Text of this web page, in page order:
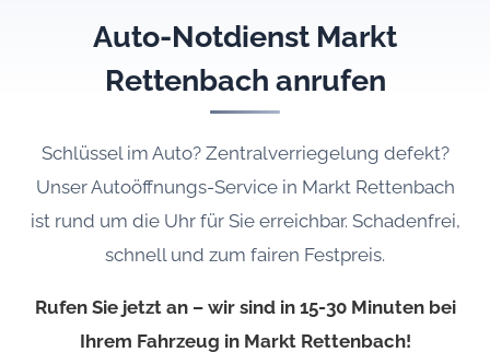
Auto-Notdienst Markt
Rettenbach anrufen
Schlüssel im Auto? Zentralverriegelung defekt?
Unser Autoöffnungs-Service in Markt Rettenbach
ist rund um die Uhr für Sie erreichbar. Schadenfrei,
schnell und zum fairen Festpreis.
Rufen Sie jetzt an – wir sind in 15-30 Minuten bei
Ihrem Fahrzeug in Markt Rettenbach!